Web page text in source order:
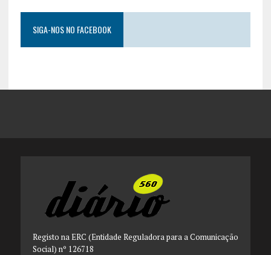
SIGA-NOS NO FACEBOOK
Registo na ERC (Entidade Reguladora para a Comunicação
Social) nº 126718